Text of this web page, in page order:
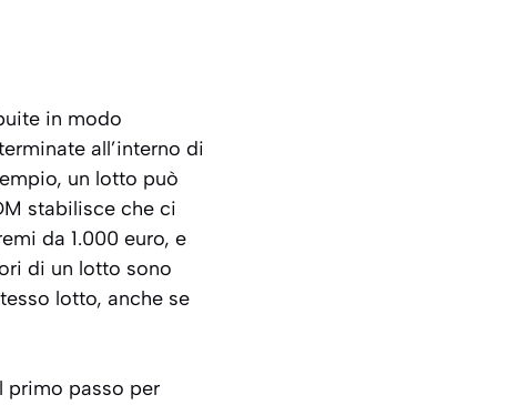
in modo
all’interno di
un lotto può
stabilisce che ci
da 1.000 euro, e
di un lotto sono
lotto, anche se
primo passo per